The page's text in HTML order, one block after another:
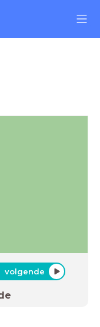
volgende